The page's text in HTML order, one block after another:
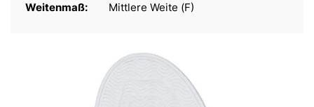
Weitenmaß:
Mittlere Weite (F)